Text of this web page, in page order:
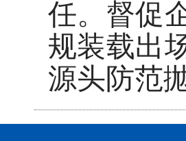
任。督促
规装载出
源头防范